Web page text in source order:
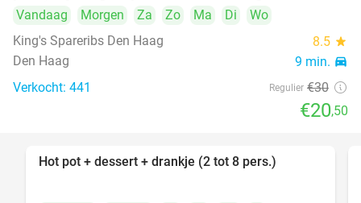
Vandaag Morgen Za Zo Ma Di
Wo
King's Spareribs Den Haag
8.5 star
Den Haag 9 min. directions_car
Verkocht: 441 Regulier €30
€20,50
Hot pot + dessert + drankje (2 tot 8 pers.)